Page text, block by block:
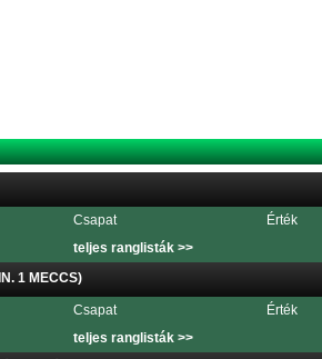
Csapat Érték
teljes ranglisták >>
1 MECCS)
Csapat Érték
teljes ranglisták >>